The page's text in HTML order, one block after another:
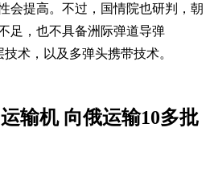
会提高。不过，国情院也研判，朝
足，也不具备洲际弹道导弹
术，以及多弹头携带技术。
输机 向俄运输10多批